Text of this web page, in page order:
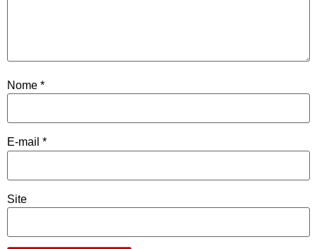
Nome *
E-mail *
Site